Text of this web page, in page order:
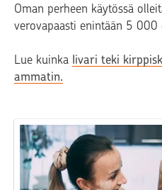
Oman perheen käytössä
verovapaasti enintään 5 000
Lue kuinka Iivari teki
ammatin.